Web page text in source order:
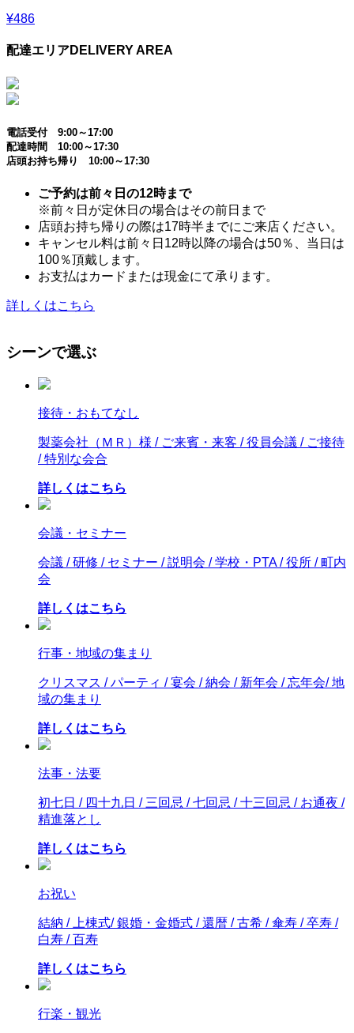
¥486
配達エリアDELIVERY AREA
電話受付 9:00～17:00
配達時間 10:00～17:30
店頭お持ち帰り 10:00～17:30
ご予約は前々日の12時まで
※前々日が定休日の場合はその前日まで
店頭お持ち帰りの際は17時半までにご来店ください。
キャンセル料は前々日12時以降の場合は50％、当日は
100％頂戴します。
お支払はカードまたは現金にて承ります。
詳しくはこちら
シーンで選ぶ
接待・おもてなし
製薬会社（ＭＲ）様 / ご来賓・来客 / 役員会議 / ご接待
/ 特別な会合
詳しくはこちら
会議・セミナー
会議 / 研修 / セミナー / 説明会 / 学校・PTA / 役所 / 町内
会
詳しくはこちら
行事・地域の集まり
クリスマス / パーティ / 宴会 / 納会 / 新年会 / 忘年会/ 地
域の集まり
詳しくはこちら
法事・法要
初七日 / 四十九日 / 三回忌 / 七回忌 / 十三回忌 / お通夜 /
精進落とし
詳しくはこちら
お祝い
結納 / 上棟式/ 銀婚・金婚式 / 還暦 / 古希 / 傘寿 / 卒寿 /
白寿 / 百寿
詳しくはこちら
行楽・観光